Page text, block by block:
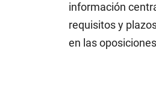
información
requisitos y
en las